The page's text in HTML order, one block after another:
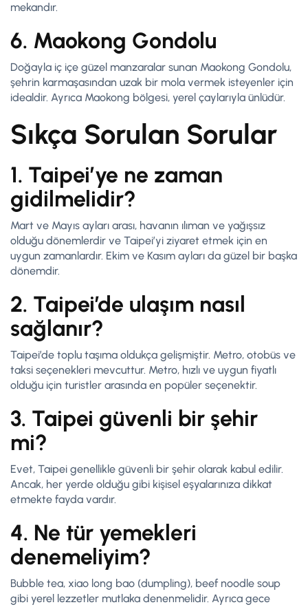
mekandır.
6. Maokong Gondolu
Doğayla iç içe güzel manzaralar sunan Maokong Gondolu,
şehrin karmaşasından uzak bir mola vermek isteyenler için
idealdir. Ayrıca Maokong bölgesi, yerel çaylarıyla ünlüdür.
Sıkça Sorulan Sorular
1. Taipei’ye ne zaman
gidilmelidir?
Mart ve Mayıs ayları arası, havanın ılıman ve yağışsız
olduğu dönemlerdir ve Taipei’yi ziyaret etmek için en
uygun zamanlardır. Ekim ve Kasım ayları da güzel bir başka
dönemdir.
2. Taipei’de ulaşım nasıl
sağlanır?
Taipei’de toplu taşıma oldukça gelişmiştir. Metro, otobüs ve
taksi seçenekleri mevcuttur. Metro, hızlı ve uygun fiyatlı
olduğu için turistler arasında en popüler seçenektir.
3. Taipei güvenli bir şehir
mi?
Evet, Taipei genellikle güvenli bir şehir olarak kabul edilir.
Ancak, her yerde olduğu gibi kişisel eşyalarınıza dikkat
etmekte fayda vardır.
4. Ne tür yemekleri
denemeliyim?
Bubble tea, xiao long bao (dumpling), beef noodle soup
gibi yerel lezzetler mutlaka denenmelidir. Ayrıca gece